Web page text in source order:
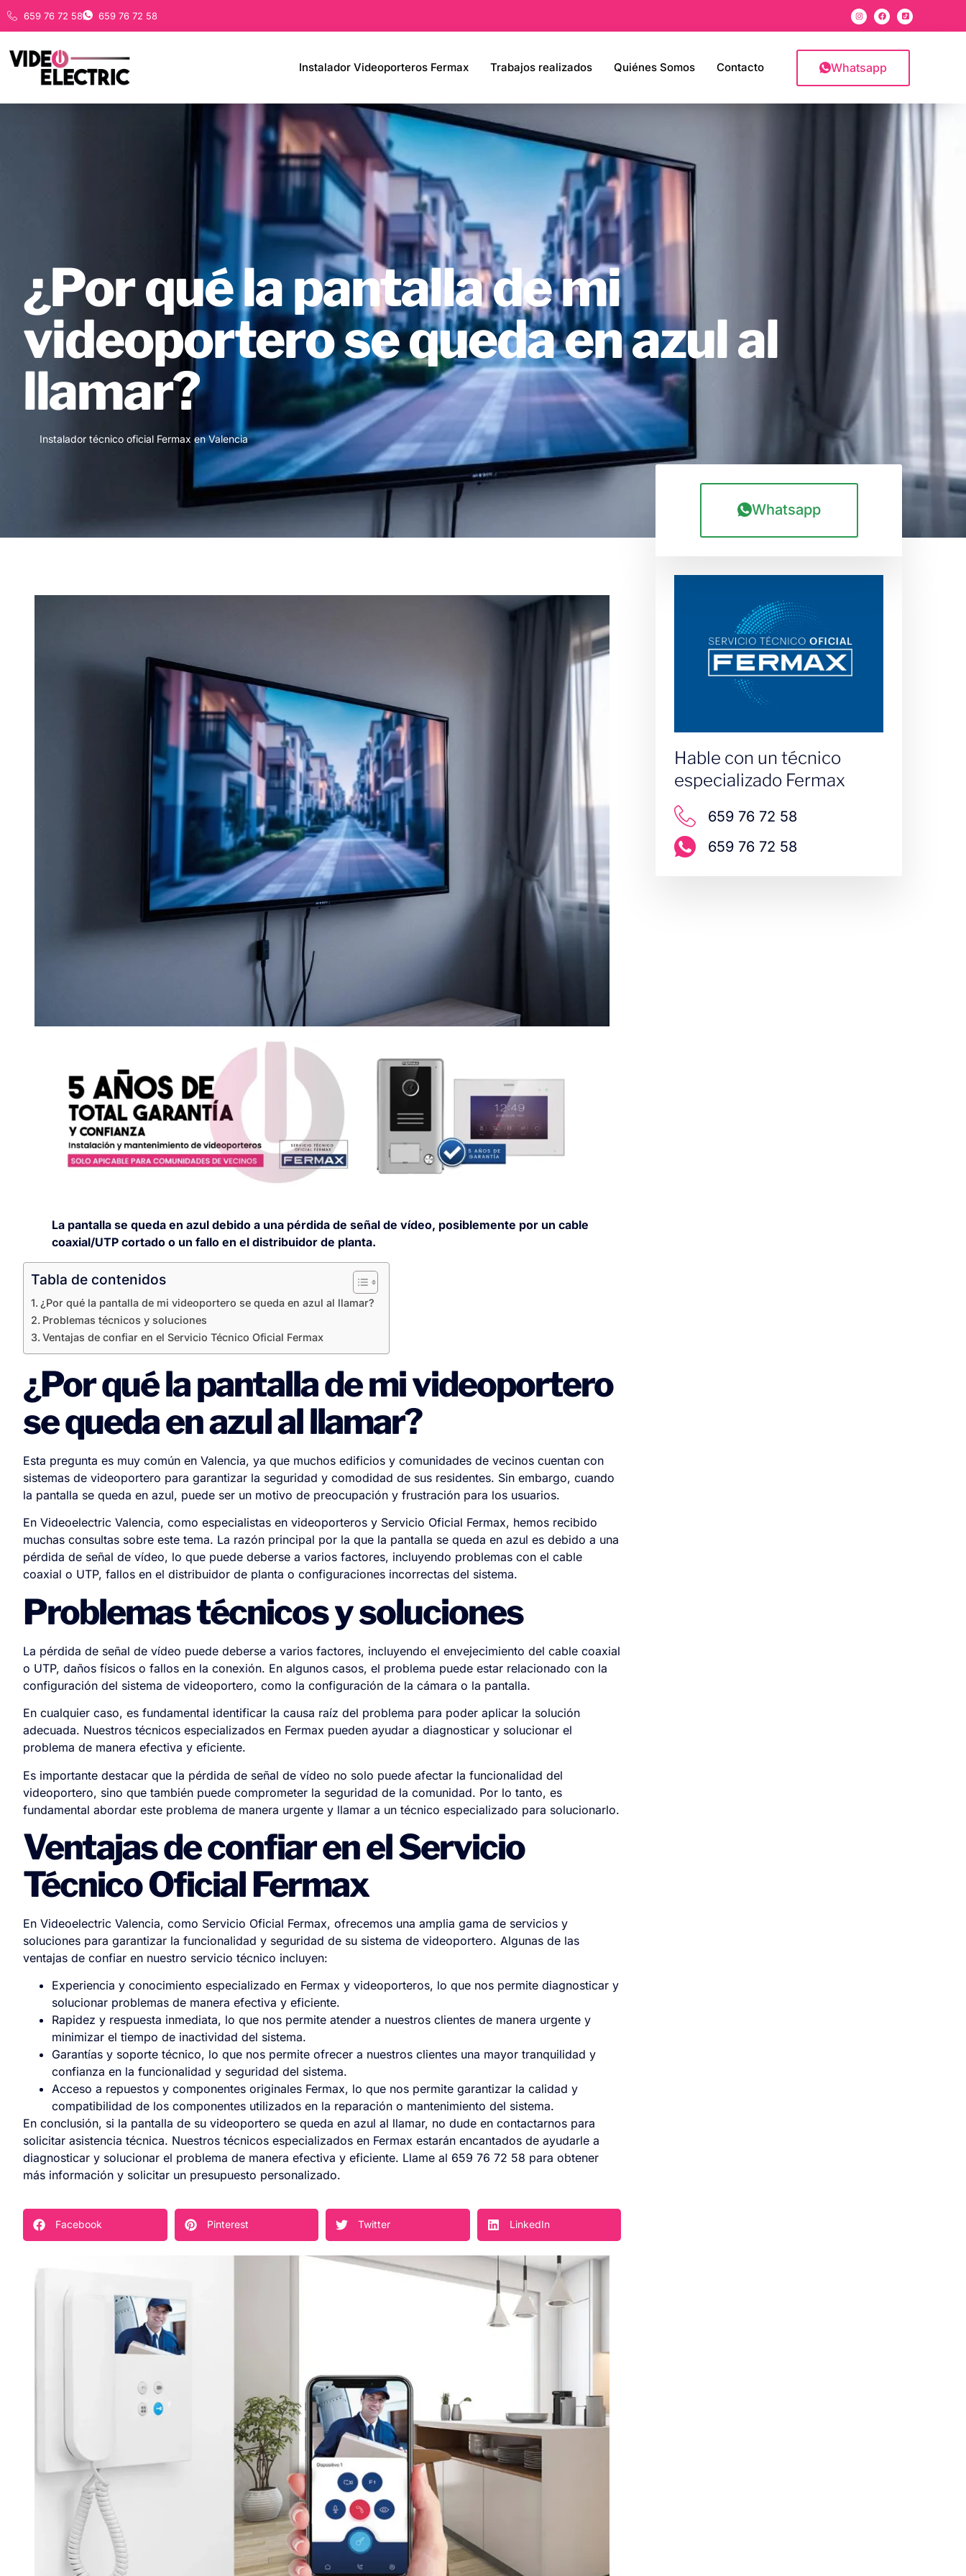
659 76 72 58 659 76 72 58
Instalador Videoporteros Fermax Trabajos realizados Quiénes Somos Contacto Whatsapp
¿Por qué la pantalla de mi
videoportero se queda en azul al
llamar?
Instalador técnico oficial Fermax en Valencia
La pantalla se queda en azul debido a una pérdida de señal de vídeo, posiblemente por un cable
coaxial/UTP cortado o un fallo en el distribuidor de planta.
Tabla de contenidos
¿Por qué la pantalla de mi videoportero se queda en azul al llamar?
Problemas técnicos y soluciones
Ventajas de confiar en el Servicio Técnico Oficial Fermax
¿Por qué la pantalla de mi videoportero
se queda en azul al llamar?
Esta pregunta es muy común en Valencia, ya que muchos edificios y comunidades de vecinos cuentan con
sistemas de videoportero para garantizar la seguridad y comodidad de sus residentes. Sin embargo, cuando
la pantalla se queda en azul, puede ser un motivo de preocupación y frustración para los usuarios.
En Videoelectric Valencia, como especialistas en videoporteros y Servicio Oficial Fermax, hemos recibido
muchas consultas sobre este tema. La razón principal por la que la pantalla se queda en azul es debido a una
pérdida de señal de vídeo, lo que puede deberse a varios factores, incluyendo problemas con el cable
coaxial o UTP, fallos en el distribuidor de planta o configuraciones incorrectas del sistema.
Problemas técnicos y soluciones
La pérdida de señal de vídeo puede deberse a varios factores, incluyendo el envejecimiento del cable coaxial
o UTP, daños físicos o fallos en la conexión. En algunos casos, el problema puede estar relacionado con la
configuración del sistema de videoportero, como la configuración de la cámara o la pantalla.
En cualquier caso, es fundamental identificar la causa raíz del problema para poder aplicar la solución
adecuada. Nuestros técnicos especializados en Fermax pueden ayudar a diagnosticar y solucionar el
problema de manera efectiva y eficiente.
Es importante destacar que la pérdida de señal de vídeo no solo puede afectar la funcionalidad del
videoportero, sino que también puede comprometer la seguridad de la comunidad. Por lo tanto, es
fundamental abordar este problema de manera urgente y llamar a un técnico especializado para solucionarlo.
Ventajas de confiar en el Servicio
Técnico Oficial Fermax
En Videoelectric Valencia, como Servicio Oficial Fermax, ofrecemos una amplia gama de servicios y
soluciones para garantizar la funcionalidad y seguridad de su sistema de videoportero. Algunas de las
ventajas de confiar en nuestro servicio técnico incluyen:
Experiencia y conocimiento especializado en Fermax y videoporteros, lo que nos permite diagnosticar y
solucionar problemas de manera efectiva y eficiente.
Rapidez y respuesta inmediata, lo que nos permite atender a nuestros clientes de manera urgente y
minimizar el tiempo de inactividad del sistema.
Garantías y soporte técnico, lo que nos permite ofrecer a nuestros clientes una mayor tranquilidad y
confianza en la funcionalidad y seguridad del sistema.
Acceso a repuestos y componentes originales Fermax, lo que nos permite garantizar la calidad y
compatibilidad de los componentes utilizados en la reparación o mantenimiento del sistema.
En conclusión, si la pantalla de su videoportero se queda en azul al llamar, no dude en contactarnos para
solicitar asistencia técnica. Nuestros técnicos especializados en Fermax estarán encantados de ayudarle a
diagnosticar y solucionar el problema de manera efectiva y eficiente. Llame al 659 76 72 58 para obtener
más información y solicitar un presupuesto personalizado.
Facebook Pinterest Twitter LinkedIn
Whatsapp
Hable con un técnico
especializado Fermax
659 76 72 58
659 76 72 58